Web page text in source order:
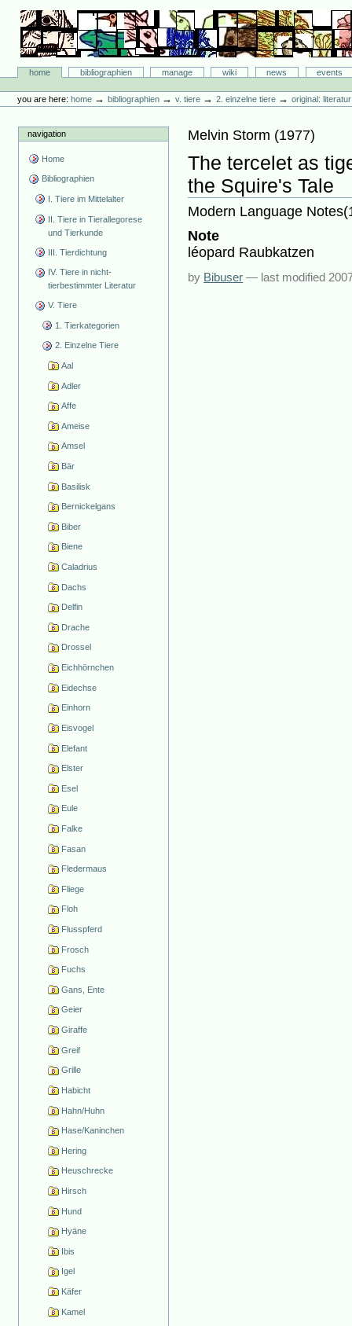
content.
navigation
Bibliographie-Portal
Sectionshome bibliographien manage wiki news
events
tools
you are here: home →bibliographien →v. tiere →2. einzelne tiere →original:
navigation
Home
Bibliographien
I. Tiere im Mittelalter
II. Tiere in Tierallegorese
und Tierkunde
III. Tierdichtung
IV. Tiere in nicht-
tierbestimmter Literatur
V. Tiere
1. Tierkategorien
2. Einzelne Tiere
Aal
Adler
Affe
Ameise
Amsel
Bär
Basilisk
Bernickelgans
Biber
Biene
Caladrius
Dachs
Delfin
Drache
Drossel
Eichhörnchen
Eidechse
Einhorn
Eisvogel
Elefant
Elster
Esel
Eule
Falke
Fasan
Fledermaus
Fliege
Floh
Flusspferd
Frosch
Fuchs
Gans, Ente
Geier
Giraffe
Greif
Grille
Habicht
Hahn/Huhn
Hase/Kaninchen
Hering
Heuschrecke
Hirsch
Hund
Hyäne
Ibis
Igel
Käfer
Kamel
Melvin Storm (1977)
The tercelet as
the Squire's Tale
Modern Language
Note
léopard Raubkatzen
by Bibuser — last modified